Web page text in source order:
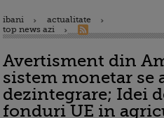
ibani
actualitate
top news azi
Avertisment din
sistem monetar se
dezintegrare; Idei
fonduri UE in